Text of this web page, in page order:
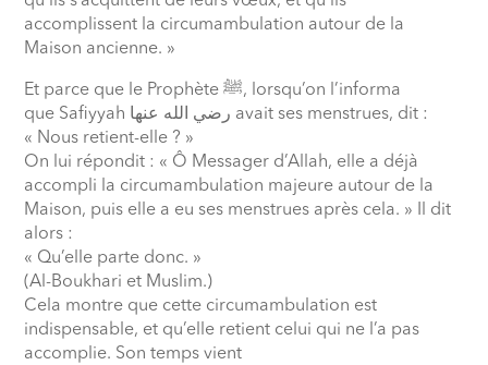
accomplissent la circumambulation autour de la
Maison ancienne. »
Et parce que le Prophèteﷺ, lorsqu’on l’informa
que Safiyyah رضي الله عنها avait ses menstrues, dit :
« Nous retient-elle ? »
On lui répondit : « Ô Messager d’Allah, elle a déjà
accompli la circumambulation majeure autour de la
Maison, puis elle a eu ses menstrues après cela. » Il dit
alors :
« Qu’elle parte donc. »
(Al-Boukhari et Muslim.)
Cela montre que cette circumambulation est
indispensable, et qu’elle retient celui qui ne l’a pas
accomplie. Son temps vient